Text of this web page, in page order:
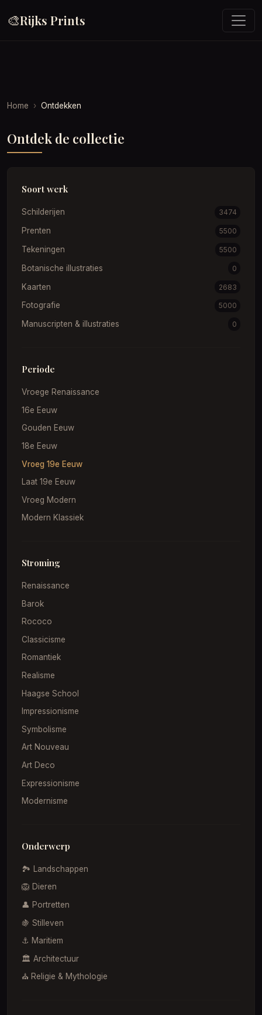
🎨Rijks Prints
Home Ontdekken
Ontdek de collectie
Soort werk
Schilderijen 3474
Prenten 5500
Tekeningen 5500
Botanische illustraties 0
Kaarten 2683
Fotografie 5000
Manuscripten & illustraties 0
Periode
Vroege Renaissance
16e Eeuw
Gouden Eeuw
18e Eeuw
Vroeg 19e Eeuw
Laat 19e Eeuw
Vroeg Modern
Modern Klassiek
Stroming
Renaissance
Barok
Rococo
Classicisme
Romantiek
Realisme
Haagse School
Impressionisme
Symbolisme
Art Nouveau
Art Deco
Expressionisme
Modernisme
Onderwerp
🏞️ Landschappen
🦁 Dieren
👤 Portretten
🍇 Stilleven
⚓ Maritiem
🏛️ Architectuur
⛪ Religie & Mythologie